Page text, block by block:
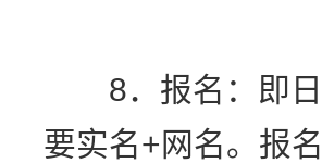
8．报名：即日
要实名+网名。报